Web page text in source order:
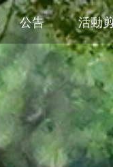
公告 活動